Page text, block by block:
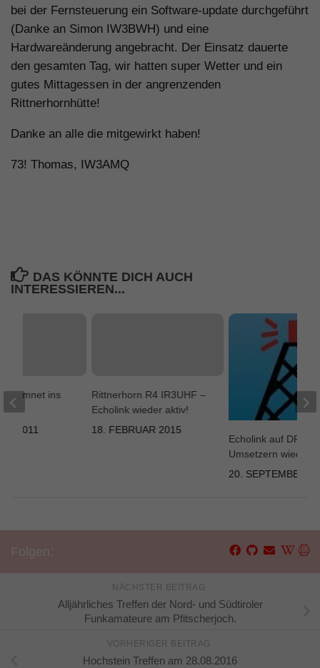
bei der Fernsteuerung ein Software-update durchgeführt
(Danke an Simon IW3BWH) und eine
Hardwareänderung angebracht. Der Einsatz dauerte
den gesamten Tag, wir hatten super Wetter und ein
gutes Mittagessen in der angrenzenden
Rittnerhornhütte!
Danke an alle die mitgewirkt haben!
73! Thomas, IW3AMQ
DAS KÖNNTE DICH AUCH
INTERESSIEREN...
Rittnerhorn R4 IR3UHF –
Echolink wieder aktiv!
18. FEBRUAR 2015
Echolink auf DRC-
Umsetzern wieder
20. SEPTEMBER
Hamnet ins
2011
NÄCHSTER BEITRAG
Alljährliches Treffen der Nord- und Südtiroler
Funkamateure am Pfitscherjoch.
VORHERIGER BEITRAG
Hochstein Treffen am 28.08.2016